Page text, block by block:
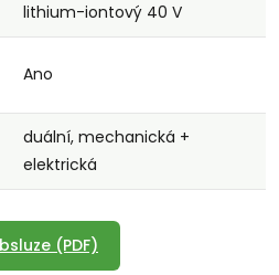
lithium-iontový 40 V
Ano
duální, mechanická +
elektrická
(PDF)